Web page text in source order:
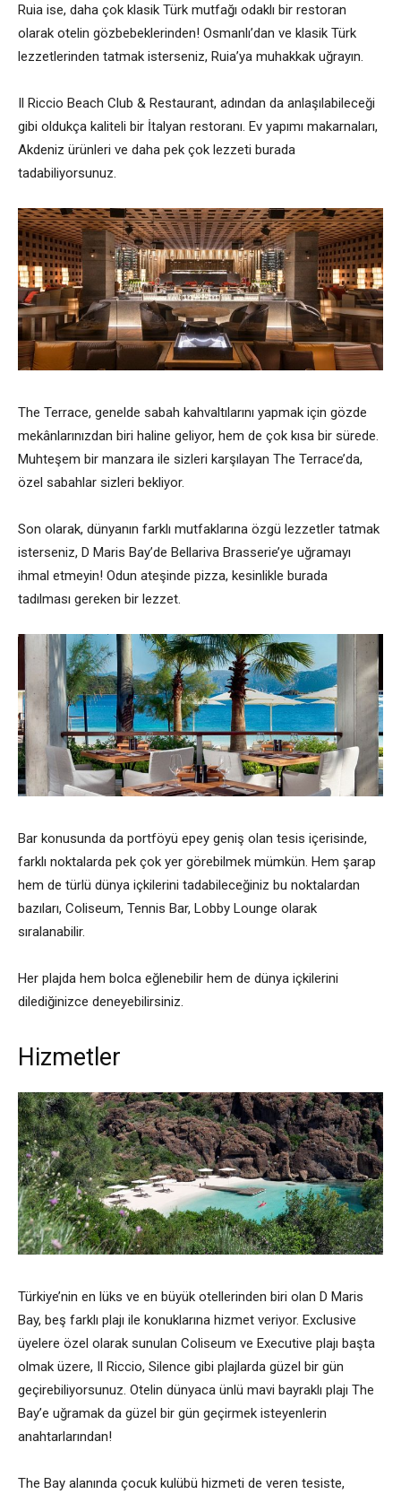
Ruia ise, daha çok klasik Türk mutfağı odaklı bir restoran
olarak otelin gözbebeklerinden! Osmanlı’dan ve klasik Türk
lezzetlerinden tatmak isterseniz, Ruia’ya muhakkak uğrayın.
Il Riccio Beach Club & Restaurant, adından da anlaşılabileceği
gibi oldukça kaliteli bir İtalyan restoranı. Ev yapımı makarnaları,
Akdeniz ürünleri ve daha pek çok lezzeti burada
tadabiliyorsunuz.
The Terrace, genelde sabah kahvaltılarını yapmak için gözde
mekânlarınızdan biri haline geliyor, hem de çok kısa bir sürede.
Muhteşem bir manzara ile sizleri karşılayan The Terrace’da,
özel sabahlar sizleri bekliyor.
Son olarak, dünyanın farklı mutfaklarına özgü lezzetler tatmak
isterseniz, D Maris Bay’de Bellariva Brasserie’ye uğramayı
ihmal etmeyin! Odun ateşinde pizza, kesinlikle burada
tadılması gereken bir lezzet.
Bar konusunda da portföyü epey geniş olan tesis içerisinde,
farklı noktalarda pek çok yer görebilmek mümkün. Hem şarap
hem de türlü dünya içkilerini tadabileceğiniz bu noktalardan
bazıları, Coliseum, Tennis Bar, Lobby Lounge olarak
sıralanabilir.
Her plajda hem bolca eğlenebilir hem de dünya içkilerini
dilediğinizce deneyebilirsiniz.
Hizmetler
Türkiye’nin en lüks ve en büyük otellerinden biri olan D Maris
Bay, beş farklı plajı ile konuklarına hizmet veriyor. Exclusive
üyelere özel olarak sunulan Coliseum ve Executive plajı başta
olmak üzere, Il Riccio, Silence gibi plajlarda güzel bir gün
geçirebiliyorsunuz. Otelin dünyaca ünlü mavi bayraklı plajı The
Bay’e uğramak da güzel bir gün geçirmek isteyenlerin
anahtarlarından!
The Bay alanında çocuk kulübü hizmeti de veren tesiste,